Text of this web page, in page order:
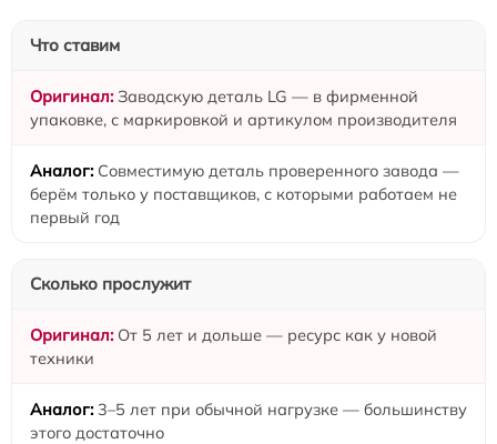
Что ставим
Заводскую деталь LG — в фирменной
упаковке, с маркировкой и артикулом производителя
Совместимую деталь проверенного завода —
берём только у поставщиков, с которыми работаем не
первый год
Сколько прослужит
От 5 лет и дольше — ресурс как у новой
техники
3–5 лет при обычной нагрузке — большинству
этого достаточно